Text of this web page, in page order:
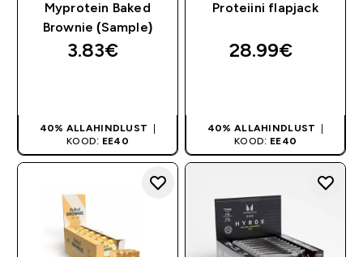
Myprotein Baked
Brownie (Sample)
3.83€‎
40% ALLAHINDLUST
KOOD: EE40
Proteiini flapjack
28.99€‎
40% ALLAHINDLUST
KOOD: EE40